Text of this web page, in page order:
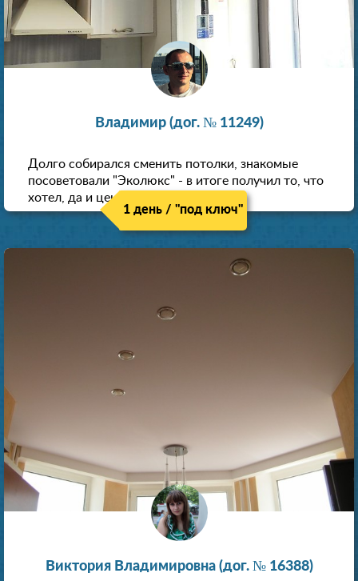
Владимир (дог. № 11249)
Долго собирался сменить потолки, знакомые
посоветовали "Эколюкс" - в итоге получил то, что
хотел, да и цена нормальная.
1 день / "под ключ"
Виктория Владимировна (дог. № 16388)